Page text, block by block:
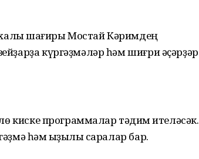
шағиры Мостай Кәримдең
күргәҙмәләр һәм шиғри әҫәрҙәр
киске программалар тәҡдим ителәсәк.
һәм ҡыҙыҡлы саралар бар.